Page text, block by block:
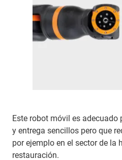
Este robot móvil es adecuado
y entrega sencillos pero que
por ejemplo en el sector de la
restauración.